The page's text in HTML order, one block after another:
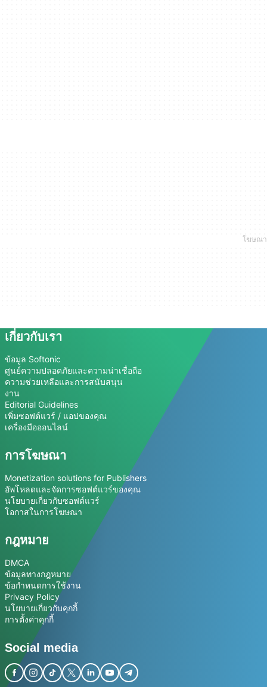
เกี่ยวกับเรา
ข้อมูล Softonic
ศูนย์ความปลอดภัยและความน่าเชื่อถือ
ความช่วยเหลือและการสนับสนุน
งาน
Editorial Guidelines
เพิ่มซอฟต์แวร์ / แอปของคุณ
เครื่องมือออนไลน์
การโฆษณา
Monetization solutions for Publishers
อัพโหลดและจัดการซอฟต์แวร์ของคุณ
นโยบายเกี่ยวกับซอฟต์แวร์
โอกาสในการโฆษณา
กฎหมาย
DMCA
ข้อมูลทางกฎหมาย
ข้อกำหนดการใช้งาน
Privacy Policy
นโยบายเกี่ยวกับคุกกี้
การตั้งค่าคุกกี้
Social media